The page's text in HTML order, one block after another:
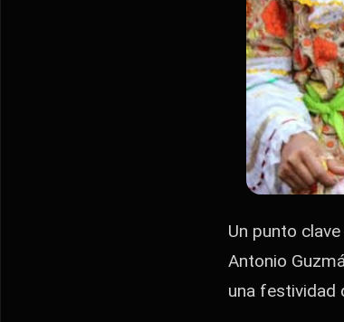
Un punto
Antonio
una festividad